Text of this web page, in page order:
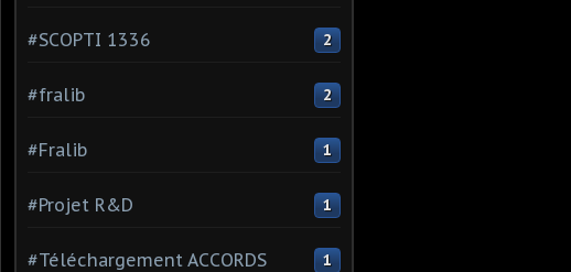
#SCOPTI 1336 2
#fralib 2
#Fralib 1
#Projet R&D 1
#Téléchargement ACCORDS 1